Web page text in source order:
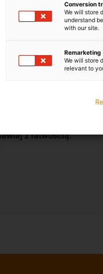
projektu
znaleźć
zastosowania.
z łatwością.
Conversion
We will store
understand
with our site.
Remarketing
We will store
relevant to